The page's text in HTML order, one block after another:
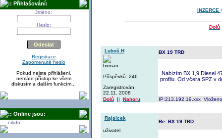
:: Přihlašování:
Jméno:
Heslo:
Registrace
Zapomenuté heslo
Pokud nejste přihlášeni,
nemáte přístup ke všem
diskusím a dalším funkcím...
:: Online jsou:
nikdo
INZERCE
Dolů
Luboš.H
bxman
Příspěvků: 246
Zaregistrován:
22.11. 2008
BX 19 TRD
Nabízím BX 1,9 Diesel
profilu. Od včera SPZ v
Dolů|| Nahoru IP:213.192.19.xxx
Rajsicek
uživatel
Re: BX 19 TRD